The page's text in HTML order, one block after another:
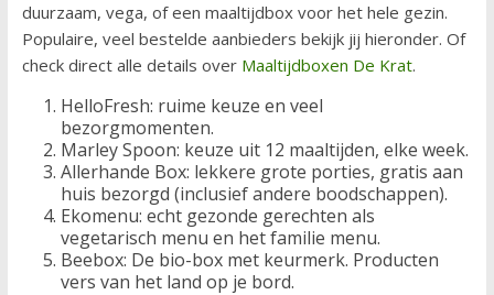
duurzaam, vega, of een maaltijdbox voor het hele gezin.
Populaire, veel bestelde aanbieders bekijk jij hieronder. Of
check direct alle details over Maaltijdboxen De Krat.
HelloFresh: ruime keuze en veel
bezorgmomenten.
Marley Spoon: keuze uit 12 maaltijden, elke week.
Allerhande Box: lekkere grote porties, gratis aan
huis bezorgd (inclusief andere boodschappen).
Ekomenu: echt gezonde gerechten als
vegetarisch menu en het familie menu.
Beebox: De bio-box met keurmerk. Producten
vers van het land op je bord.